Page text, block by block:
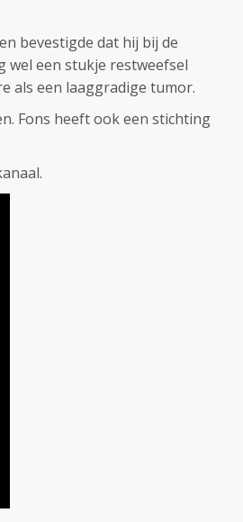
bevestigde dat hij bij de
wel een stukje restweefsel
als een laaggradige tumor.
Fons heeft ook een stichting